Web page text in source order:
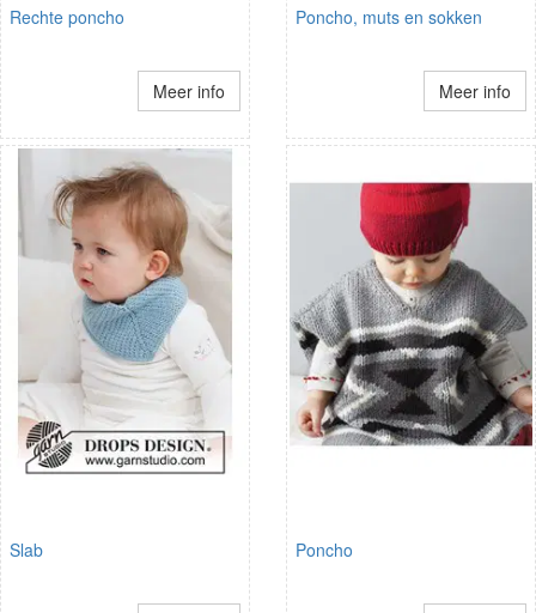
Rechte poncho
Meer info
Poncho, muts en sokken
Meer info
Slab Poncho